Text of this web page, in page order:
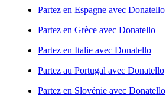
Partez en Espagne avec Donatello
Partez en Grèce avec Donatello
Partez en Italie avec Donatello
Partez au Portugal avec Donatello
Partez en Slovénie avec Donatello